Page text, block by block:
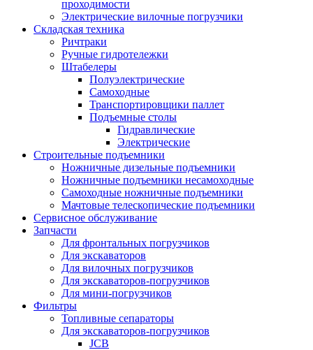
проходимости
Электрические вилочные погрузчики
Складская техника
Ричтраки
Ручные гидротележки
Штабелеры
Полуэлектрические
Самоходные
Транспортировщики паллет
Подъемные столы
Гидравлические
Электрические
Строительные подъемники
Ножничные дизельные подъемники
Ножничные подъемники несамоходные
Самоходные ножничные подъемники
Мачтовые телескопические подъемники
Сервисное обслуживание
Запчасти
Для фронтальных погрузчиков
Для экскаваторов
Для вилочных погрузчиков
Для экскаваторов-погрузчиков
Для мини-погрузчиков
Фильтры
Топливные сепараторы
Для экскаваторов-погрузчиков
JCB